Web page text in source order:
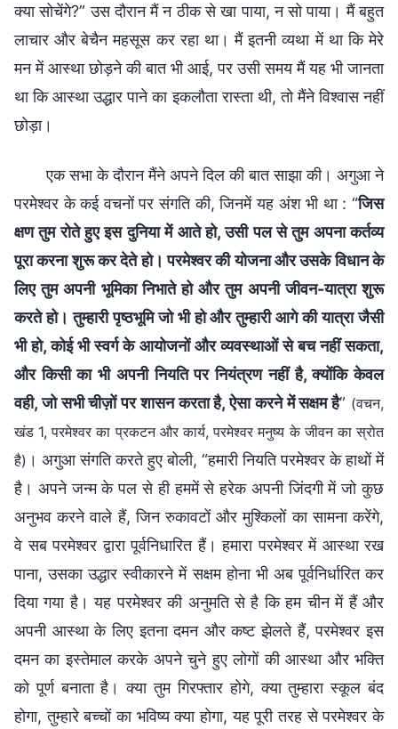
क्या सोचेंगे?” उस दौरान मैं न ठीक से खा पाया, न सो पाया। मैं बहुत
लाचार और बेचैन महसूस कर रहा था। मैं इतनी व्यथा में था कि मेरे
मन में आस्था छोड़ने की बात भी आई, पर उसी समय मैं यह भी जानता
था कि आस्था उद्धार पाने का इकलौता रास्ता थी, तो मैंने विश्वास नहीं
छोड़ा।
एक सभा के दौरान मैंने अपने दिल की बात साझा की। अगुआ ने
परमेश्वर के कई वचनों पर संगति की, जिनमें यह अंश भी था : “जिस
क्षण तुम रोते हुए इस दुनिया में आते हो, उसी पल से तुम अपना कर्तव्य
पूरा करना शुरू कर देते हो। परमेश्वर की योजना और उसके विधान के
लिए तुम अपनी भूमिका निभाते हो और तुम अपनी जीवन-यात्रा शुरू
करते हो। तुम्हारी पृष्ठभूमि जो भी हो और तुम्हारी आगे की यात्रा जैसी
भी हो, कोई भी स्वर्ग के आयोजनों और व्यवस्थाओं से बच नहीं सकता,
और किसी का भी अपनी नियति पर नियंत्रण नहीं है, क्योंकि केवल
वही, जो सभी चीज़ों पर शासन करता है, ऐसा करने में सक्षम है” (वचन,
खंड 1, परमेश्वर का प्रकटन और कार्य, परमेश्वर मनुष्य के जीवन का स्रोत
है) । अगुआ संगति करते हुए बोली, “हमारी नियति परमेश्वर के हाथों में
है। अपने जन्म के पल से ही हममें से हरेक अपनी जिंदगी में जो कुछ
अनुभव करने वाले हैं, जिन रुकावटों और मुश्किलों का सामना करेंगे,
वे सब परमेश्वर द्वारा पूर्वनिधारित हैं। हमारा परमेश्वर में आस्था रख
पाना, उसका उद्धार स्वीकारने में सक्षम होना भी अब पूर्वनिर्धारित कर
दिया गया है। यह परमेश्वर की अनुमति से है कि हम चीन में हैं और
अपनी आस्था के लिए इतना दमन और कष्ट झेलते हैं, परमेश्वर इस
दमन का इस्तेमाल करके अपने चुने हुए लोगों की आस्था और भक्ति
को पूर्ण बनाता है। क्या तुम गिरफ्तार होगे, क्या तुम्हारा स्कूल बंद
होगा, तुम्हारे बच्चों का भविष्य क्या होगा, यह पूरी तरह से परमेश्वर के